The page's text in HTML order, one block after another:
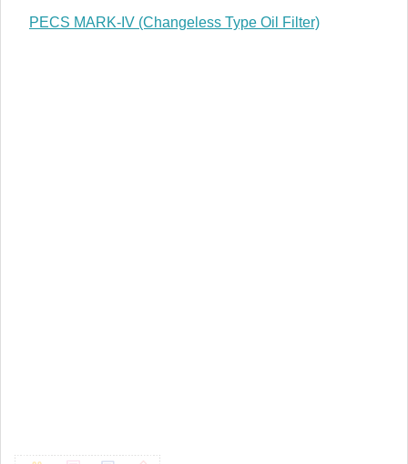
PECS MARK-IV (Changeless Type Oil Filter)